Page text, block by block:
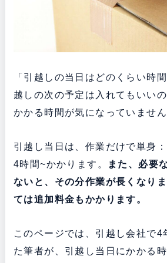
「引越しの当日はどのくらい時
越しの次の予定は入れてもいい
かかる時間が気になっていません
引越し当日は、作業だけで単身
4時間~かかります。
また、必要
ないと、その分作業が長くなり
ては追加料金もかかります。
このページでは、引越し会社で4
た筆者が、引越し当日にかかる